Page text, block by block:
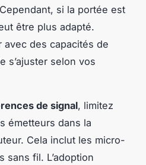
si la portée est
être plus adapté.
avec des capacités de
s’ajuster selon vos
de signal, limitez
émetteurs dans la
Cela inclut les micro-
sans fil. L’adoption